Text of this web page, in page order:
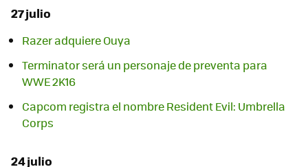
27 julio
Razer adquiere Ouya
Terminator será un personaje de preventa para
WWE 2K16
Capcom registra el nombre Resident Evil: Umbrella
Corps
24 julio